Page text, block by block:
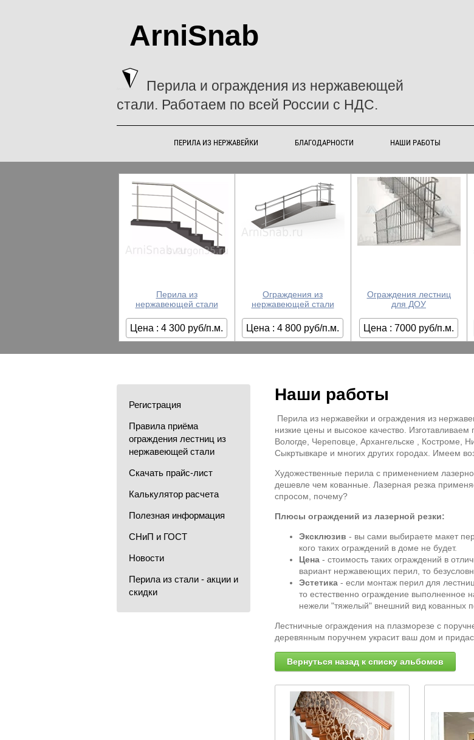
ArniSnab
Перила и ограждения из нержавеющей
стали. Работаем по всей России с НДС.
ПЕРИЛА ИЗ НЕРЖАВЕЙКИ БЛАГОДАРНОСТИ НАШИ РАБОТЫ
Перила из
нержавеющей стали
Цена : 4 300 руб/п.м.
Ограждения из
нержавеющей стали
Цена : 4 800 руб/п.м.
Ограждения лестниц
для ДОУ
Цена : 7000 руб/п.м.
Регистрация
Правила приёма
ограждения лестниц из
нержавеющей стали
Скачать прайс-лист
Калькулятор расчета
Полезная информация
СНиП и ГОСТ
Новости
Перила из стали - акции и
скидки
Наши работы
Перила из нержавейки и ограждения из
низкие цены и высокое качество.
Вологде, Череповце, Архангельске , Костроме,
Сыкртывкаре и многих других городах. Имеем
Художественные перила с применением
дешевле чем кованные. Лазерная резка
спросом, почему?
Плюсы ограждений из лазерной резки:
Эксклюзив - вы сами выбираете макет
кого таких ограждений в доме не будет.
Цена - стоимость таких ограждений в
вариант нержавеющих перил, то
Эстетика - если монтаж перил для
то естественно ограждение выполненное
нежели "тяжелый" внешний вид кованных
Лестничные ограждения на плазморезе с
деревянным поручнем украсит ваш дом и
Вернуться назад к списку альбомов